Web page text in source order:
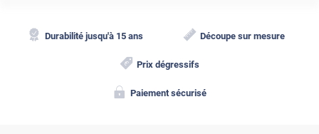
Durabilité jusqu'à 15 ans Découpe sur mesure
Prix dégressifs
Paiement sécurisé